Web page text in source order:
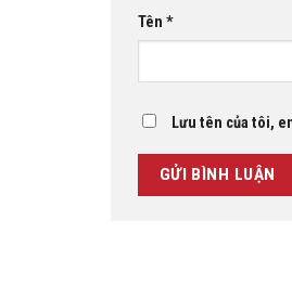
Tên *
Lưu tên của tôi,